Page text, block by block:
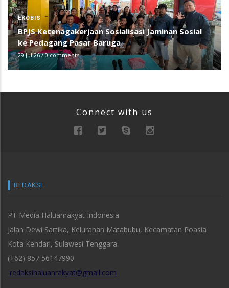
EKOBIS
BPJS Ketenagakerjaan Sosialisasi Jaminan Sosial
ke Pedagang Pasar Baruga
29 Jul 26/0 comments
Connect with us
REDAKSI
PT Media Haluanrakyat Indonesia
Jalan Dewi Sartika, Kelurahan Matabubu, Kecamatan Poasia
Kota Kendari, Sulawesi Tenggara
(+62) 857 56147990
redaksihaluanrakyat@gmail.com